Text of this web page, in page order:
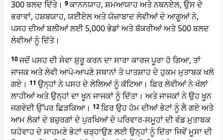
300 ਬਲਦ ਦਿੱਤੇ। 9ਕਾਨਨਯਾਹ, ਸ਼ਮਆਯਾਹ ਅਤੇ ਨਥਨਏਲ, ਉਸ ਦੇ
ਭਰਾਵਾਂ, ਹਸ਼ਬਯਾਹ, ਯਈੇਏਲ ਅਤੇ ਯੋਜ਼ਾਬਾਦ ਲੇਵੀਆਂ ਦੇ ਆਗੂਆਂ ਨੇ,
ਪਸਹ ਦੀਆਂ ਬਲੀਆਂ ਲਈ 5,000 ਭੇਡਾਂ ਅਤੇ ਬੱਕਰੀਆਂ ਅਤੇ 500 ਬਲਦ
ਲੇਵੀਆਂ ਨੂੰ ਦਿੱਤੇ।
10ਜਦੋਂ ਪਸਹ ਦੀ ਸੇਵਾ ਸ਼ੁਰੂ ਕਰਨ ਦਾ ਸਾਰਾ ਕਾਰਜ ਪੂਰਾ ਹੋ ਗਿਆ, ਤਾਂ
ਜਾਜਕ ਅਤੇ ਲੇਵੀ ਆਪੋ-ਆਪਣੇ ਸਥਾਨਾਂ ਤੇ ਪਾਤਸ਼ਾਹ ਦੇ ਹੁਕਮ ਮੁਤਾਬਕ ਖਲੋ
ਗਏ। 11 ਉਨ੍ਹਾਂ ਨੇ ਪਸਹ ਦੇ ਲੇਲਿਆਂ ਨੂੰ ਕੱਟਿਆ। ਫ਼ਿਰ ਲੇਵੀਆਂ ਨੇ ਖੱਲਾਂ
ਲਾਹੀਆਂ ਅਤੇ ਉਨ੍ਹਾਂ ਦਾ ਖੂਨ ਜਾਜਕਾਂ ਨੂੰ ਦਿੱਤਾ। ਅਤੇ ਜਾਜਕਾਂ ਨੇ ਉਹ ਖੂਨ
ਜਗਵੇਦੀ ਉੱਪਰ ਛਿੜਕਿਆ। 12ਫ਼ਿਰ ਉਹ ਹੋਮ ਦੀਆਂ ਭੇਟਾਂ ਨੂੰ ਲੈ ਗਏ ਅਤੇ
ਆਮ ਲੋਕਾਂ ਦੇ ਬਜ਼ੁਰਗਾਂ ਦੇ ਪੁਰਖਿਆਂ ਦੇ ਪਰਿਵਾਰ-ਸਮੂਹਾਂ ਦੀ ਵੰਡ ਮੁਤਾਬਕ
ਯਹੋਵਾਹ ਦੇ ਸਾਹਮਣੇ ਭੇਟਾਂ ਚੜ੍ਹਾਉਣ ਲਈ ਉਨ੍ਹਾਂ ਨੂੰ ਦਿੱਤਾ ਜਿਵੇਂ ਮੂਸਾ ਦੀ